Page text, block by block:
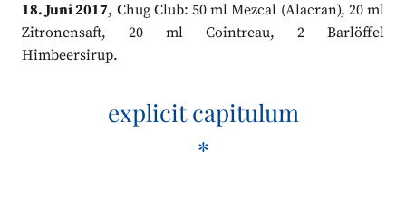
18. Juni 2017, Chug Club: 50 ml Mezcal (Alacran), 20 ml
Zitronensaft, 20 ml Cointreau, 2 Barlöffel
Himbeersirup.
explicit capitulum
*